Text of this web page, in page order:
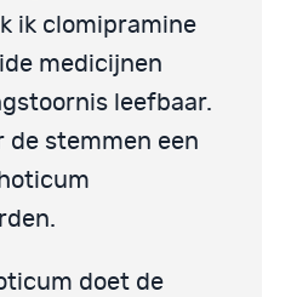
ik clomipramine
medicijnen
leefbaar.
de stemmen een
doet de